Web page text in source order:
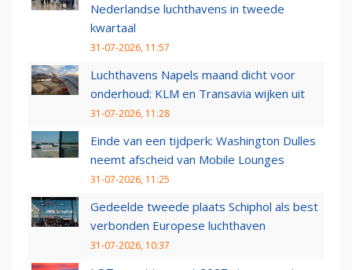
Nederlandse luchthavens in tweede
kwartaal
31-07-2026, 11:57
Luchthavens Napels maand dicht voor
onderhoud: KLM en Transavia wijken uit
31-07-2026, 11:28
Einde van een tijdperk: Washington Dulles
neemt afscheid van Mobile Lounges
31-07-2026, 11:25
Gedeelde tweede plaats Schiphol als best
verbonden Europese luchthaven
31-07-2026, 10:37